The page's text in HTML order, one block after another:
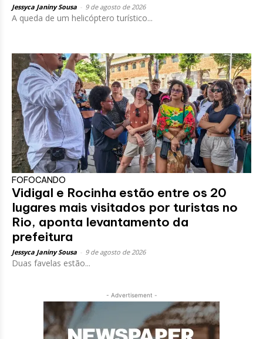
Jessyca Janiny Sousa 9 de agosto de 2026
A queda de um helicóptero turístico...
FOFOCANDO
Vidigal e Rocinha estão entre os 20
lugares mais visitados por turistas no
Rio, aponta levantamento da
prefeitura
Jessyca Janiny Sousa 9 de agosto de 2026
Duas favelas estão...
- Advertisement -